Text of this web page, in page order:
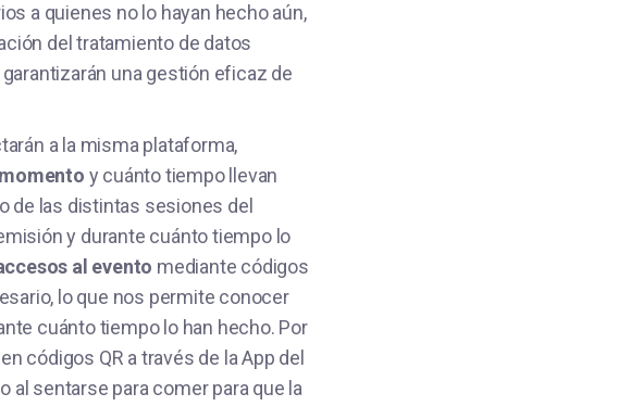
a quienes no lo hayan hecho aún,
del tratamiento de datos
una gestión eficaz de
a la misma plataforma,
y cuánto tiempo llevan
de las distintas sesiones del
y durante cuánto tiempo lo
al evento mediante códigos
lo que nos permite conocer
cuánto tiempo lo han hecho. Por
códigos QR a través de la App del
al sentarse para comer para que la